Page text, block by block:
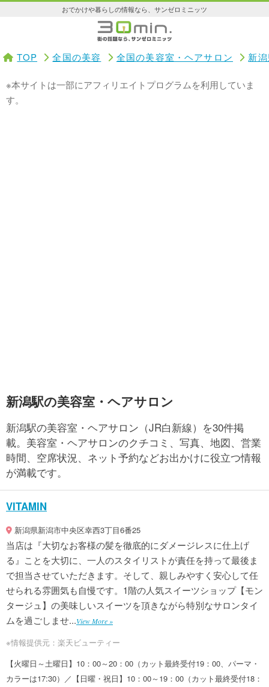
おでかけや暮らしの情報なら、サンゼロミニッツ
TOP 全国の美容 全国の美容室・ヘアサロン 新
※本サイトは一部にアフィリエイトプログラムを利用していま
す。
新潟駅の美容室・ヘアサロン
新潟駅の美容室・ヘアサロン（JR白新線）を30件掲
載。美容室・ヘアサロンのクチコミ、写真、地図、営業
時間、空席状況、ネット予約などお出かけに役立つ情報
が満載です。
VITAMIN
新潟県新潟市中央区幸西3丁目6番25
当店は『大切なお客様の髪を徹底的にダメージレスに仕上げ
る』ことを大切に、一人のスタイリストが責任を持って最後ま
で担当させていただきます。そして、親しみやすく安心して任
せられる雰囲気も自慢です。1階の人気スイーツショップ【モン
タージュ】の美味しいスイーツを頂きながら特別なサロンタイ
ムを過ごしませ...View More »
※情報提供元：楽天ビューティー
【火曜日～土曜日】10：00～20：00（カット最終受付19：00、パーマ・
カラーは17:30）／【日曜・祝日】10：00～19：00（カット最終受付18：